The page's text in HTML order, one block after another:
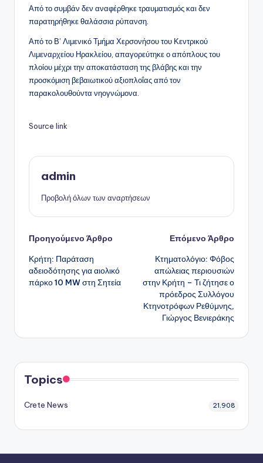
Από το συμβάν δεν αναφέρθηκε τραυματισμός και δεν
παρατηρήθηκε θαλάσσια ρύπανση.
Από το Β’ Λιμενικό Τμήμα Χερσονήσου του Κεντρικού
Λιμεναρχείου Ηρακλείου, απαγορεύτηκε ο απόπλους του
πλοίου μέχρι την αποκατάσταση της βλάβης και την
προσκόμιση βεβαιωτικού αξιοπλοΐας από τον
παρακολουθούντα νηογνώμονα.
Source link
admin
Προβολή όλων των αναρτήσεων
Πλοήγηση
δημοσιεύσεων
Προηγούμενο Άρθρο
Κρήτη: Παράταση
αδειοδότησης για αιολικό
πάρκο 10 MW στη Σητεία
Επόμενο Άρθρο
Κτηματολόγιο: Φόβος
απώλειας περιουσιών
στην Κρήτη – Τι ζήτησε ο
πρόεδρος Συλλόγου
Κτηνοτρόφων Ρεθύμνης,
Γιώργος Βενιεράκης
Topics
Crete News 21,908